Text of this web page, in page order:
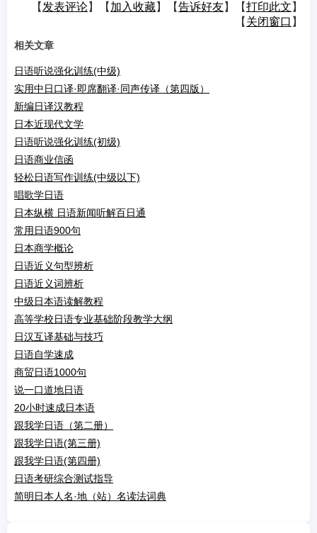
【 发表评论】【 加入收藏】【告诉好友】【打印此文 】
【 关闭窗口 】
相关文章
日语听说强化训练(中级)
实用中日口译·即席翻译·同声传译（第四版）
新编日译汉教程
日本近现代文学
日语听说强化训练(初级)
日语商业信函
轻松日语写作训练(中级以下)
唱歌学日语
日本纵横 日语新闻听解百日通
常用日语900句
日本商学概论
日语近义句型辨析
日语近义词辨析
中级日本语读解教程
高等学校日语专业基础阶段教学大纲
日汉互译基础与技巧
日语自学速成
商贸日语1000句
说一口道地日语
20小时速成日本语
跟我学日语（第二册）
跟我学日语(第三册)
跟我学日语(第四册)
日语考研综合测试指导
简明日本人名·地（站）名读法词典